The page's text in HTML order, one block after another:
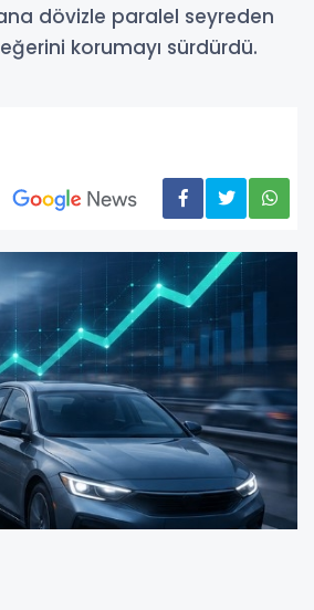
dövizle paralel seyreden
korumayı sürdürdü.